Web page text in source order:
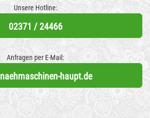
Unsere Hotline:
02371 / 24466
Anfragen per E-Mail:
haupt.de